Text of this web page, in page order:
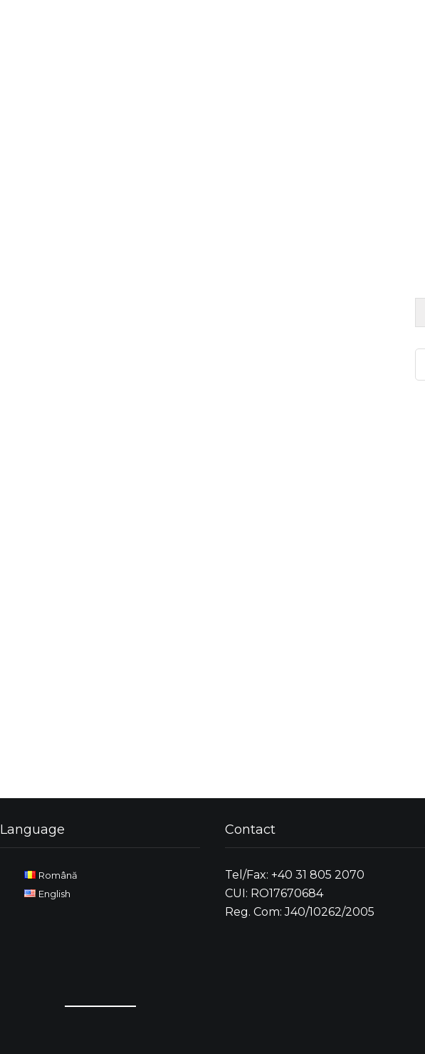
Language
Română
English
Contact
Tel/Fax: +40 31 805 2070
CUI: RO17670684
Reg. Com: J40/10262/2005